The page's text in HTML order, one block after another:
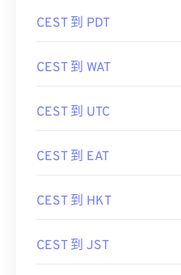
CEST 到 PDT
CEST 到 WAT
CEST 到 UTC
CEST 到 EAT
CEST 到 HKT
CEST 到 JST